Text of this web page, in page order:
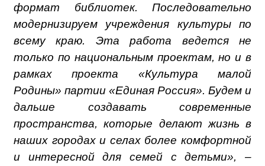
формат библиотек. Последовательно
модернизируем учреждения культуры по
всему краю. Эта работа ведется не
только по национальным проектам, но и в
рамках проекта «Культура малой
Родины» партии «Единая Россия». Будем и
дальше создавать современные
пространства, которые делают жизнь в
наших городах и селах более комфортной
и интересной для семей с детьми», –